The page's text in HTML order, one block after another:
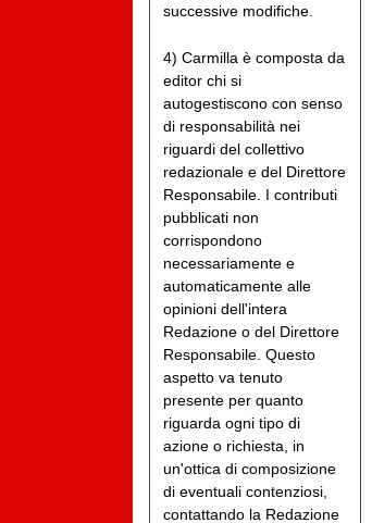
successive modifiche.
4) Carmilla è composta da
editor chi si
autogestiscono con senso
di responsabilità nei
riguardi del collettivo
redazionale e del Direttore
Responsabile. I contributi
pubblicati non
corrispondono
necessariamente e
automaticamente alle
opinioni dell'intera
Redazione o del Direttore
Responsabile. Questo
aspetto va tenuto
presente per quanto
riguarda ogni tipo di
azione o richiesta, in
un'ottica di composizione
di eventuali contenziosi,
contattando la Redazione